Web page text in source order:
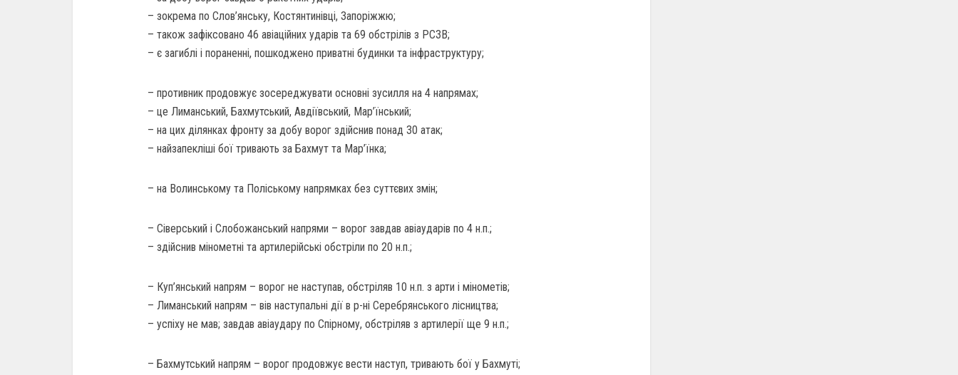
– зокрема по Слов’янську, Костянтинівці, Запоріжжю;
– також зафіксовано 46 авіаційних ударів та 69 обстрілів з РСЗВ;
– є загиблі і пораненні, пошкоджено приватні будинки та інфраструктуру;
– противник продовжує зосереджувати основні зусилля на 4 напрямах;
– це Лиманський, Бахмутський, Авдіївський, Мар’їнський;
– на цих ділянках фронту за добу ворог здійснив понад 30 атак;
– найзапекліші бої тривають за Бахмут та Мар’їнка;
– на Волинському та Поліському напрямках без суттєвих змін;
– Сіверський і Слобожанський напрями – ворог завдав авіаударів по 4 н.п.;
– здійснив мінометні та артилерійські обстріли по 20 н.п.;
– Куп’янський напрям – ворог не наступав, обстріляв 10 н.п. з арти і мінометів;
– Лиманський напрям – вів наступальні дії в р-ні Серебрянського лісництва;
– успіху не мав; завдав авіаудару по Спірному, обстріляв з артилерії ще 9 н.п.;
– Бахмутський напрям – ворог продовжує вести наступ, тривають бої у Бахмуті;